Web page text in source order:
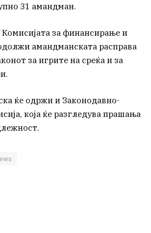
31 амандман.
за финансирање и
амандманската расправа
за игрите на среќа и за
ќе одржи и Законодавно-
која ќе разгледува прашања